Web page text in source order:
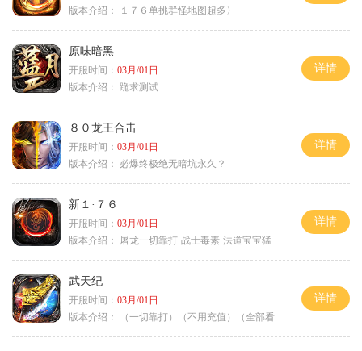
版本介绍：
１７６单挑群怪地图超多〉
原味暗黑
开服时间： 03月/01日
版本介绍： 跪求测试
详情
８０龙王合击
开服时间： 03月/01日
版本介绍：
必爆终极绝无暗坑永久？
详情
新１·７６
开服时间： 03月/01日
版本介绍：
屠龙一切靠打·战士毒素·法道宝宝猛
详情
武天纪
开服时间： 03月/01日
版本介绍：
（一切靠打）（不用充值）（全部看脸）
详情